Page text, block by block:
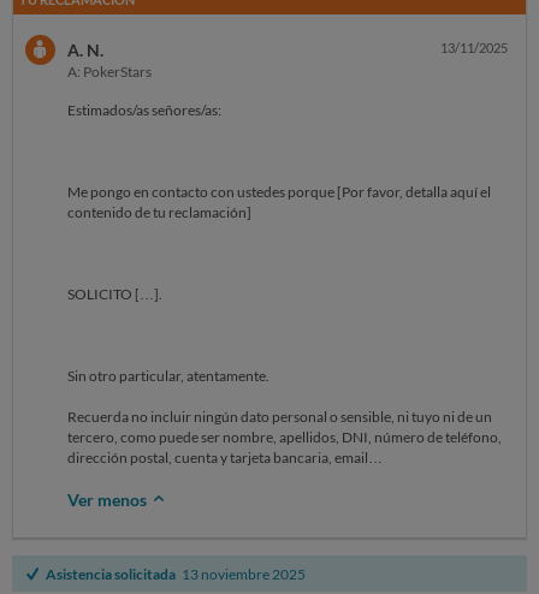
A. N.
A: PokerStars
13/11/2025
Estimados/as señores/as:
Me pongo en contacto con ustedes porque [Por favor, detalla aquí el
contenido de tu reclamación]
SOLICITO […].
Sin otro particular, atentamente.
Recuerda no incluir ningún dato personal o sensible, ni tuyo ni de un
tercero, como puede ser nombre, apellidos, DNI, número de teléfono,
dirección postal, cuenta y tarjeta bancaria, email…
Ver menos
Asistencia solicitada 13 noviembre 2025